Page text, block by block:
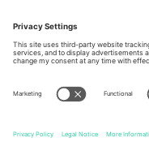
Mexico
Av Chapultepec 360, Roma
Norte, Cuauhtémoc, 06700
Ciudad de México, CDMX,
Mexico
პლატფორმის